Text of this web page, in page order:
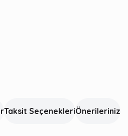
Taksit SeçenekleriÖnerileriniz